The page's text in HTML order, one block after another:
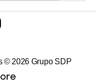
© 2026 Grupo SDP